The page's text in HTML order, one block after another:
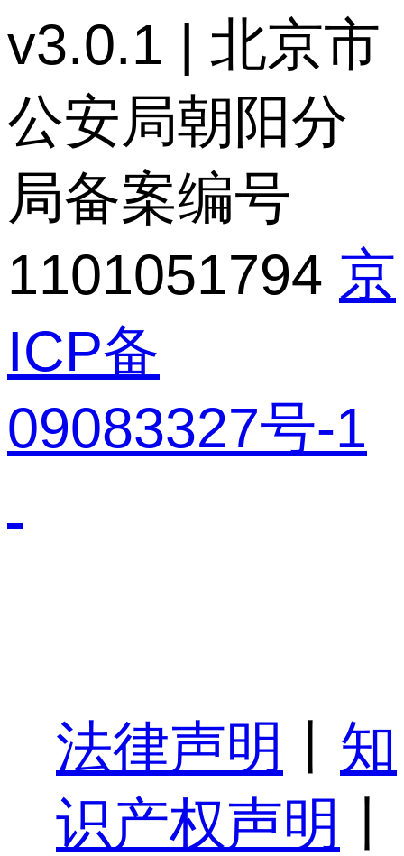
v3.0.1 | 北京市
公安局朝阳分
局备案编号
1101051794 京
ICP备
09083327号-1
法律声明
知
识产权声明